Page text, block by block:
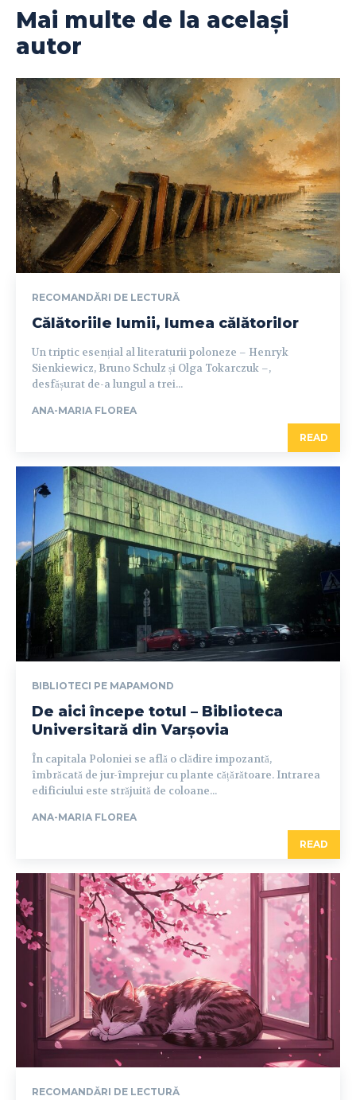
Mai multe de la același
autor
RECOMANDĂRI DE LECTURĂ
Călătoriile lumii, lumea călătorilor
Un triptic esențial al literaturii poloneze – Henryk
Sienkiewicz, Bruno Schulz și Olga Tokarczuk –,
desfășurat de-a lungul a trei...
ANA-MARIA FLOREA
READ
BIBLIOTECI PE MAPAMOND
De aici începe totul – Biblioteca
Universitară din Varșovia
În capitala Poloniei se află o clădire impozantă,
îmbrăcată de jur-împrejur cu plante cățărătoare. Intrarea
edificiului este străjuită de coloane...
ANA-MARIA FLOREA
READ
RECOMANDĂRI DE LECTURĂ